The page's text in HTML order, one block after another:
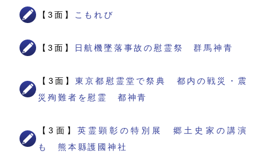
【3面】 こもれび
【3面】 日航機墜落事故の慰霊祭 群馬神青
【3面】東京都慰霊堂で祭典 都内の戦災・震
災殉難者を慰霊 都神青
【3面】 英霊顕彰の特別展 郷土史家の講演
も 熊本縣護國神社